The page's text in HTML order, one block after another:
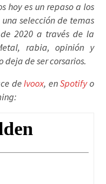
hoy es un repaso a los
selección de temas
2020 a través de la
rabia, opinión y
deja de ser corsarios.
deIvoox, enSpotifyo